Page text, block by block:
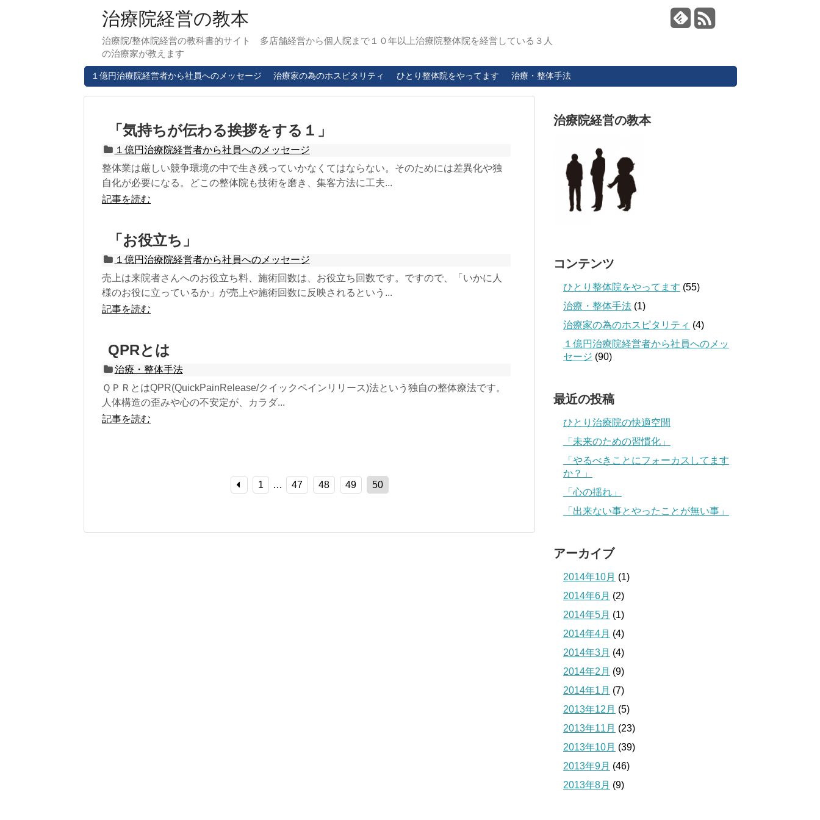
治療院経営の教本
治療院/整体院経営の教科書的サイト 多店舗経営から個人院まで１０年以上治療院整体院を経営している３人
の治療家が教えます
１億円治療院経営者から社員へのメッセージ 治療家の為のホスピタリティ ひとり整体院をやってます 治療・整体手法
「気持ちが伝わる挨拶をする１」
１億円治療院経営者から社員へのメッセージ
整体業は厳しい競争環境の中で生き残っていかなくてはならない。そのためには差異化や独
自化が必要になる。どこの整体院も技術を磨き、集客方法に工夫...
記事を読む
「お役立ち」
１億円治療院経営者から社員へのメッセージ
売上は来院者さんへのお役立ち料、施術回数は、お役立ち回数です。ですので、「いかに人
様のお役に立っているか」が売上や施術回数に反映されるという...
記事を読む
QPRとは
治療・整体手法
ＱＰＲとはQPR(QuickPainRelease/クイックペインリリース)法という独自の整体療法です。
人体構造の歪みや心の不安定が、カラダ...
記事を読む
1 … 47 48 49 50
治療院経営の教本
コンテンツ
ひとり整体院をやってます (55)
治療・整体手法 (1)
治療家の為のホスピタリティ (4)
１億円治療院経営者から社員へのメッ
セージ (90)
最近の投稿
ひとり治療院の快適空間
「未来のための習慣化」
「やるべきことにフォーカスしてます
か？」
「心の揺れ」
「出来ない事とやったことが無い事」
アーカイブ
2014年10月 (1)
2014年6月 (2)
2014年5月 (1)
2014年4月 (4)
2014年3月 (4)
2014年2月 (9)
2014年1月 (7)
2013年12月 (5)
2013年11月 (23)
2013年10月 (39)
2013年9月 (46)
2013年8月 (9)